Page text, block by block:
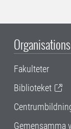
Fakulteter
Biblioteket
Gemensamma